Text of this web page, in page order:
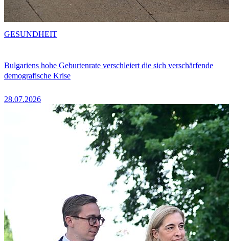
Bulgariens hohe Geburtenrate verschleiert die sich verschärfende
demografische Krise
28.07.2026
GESUNDHEIT